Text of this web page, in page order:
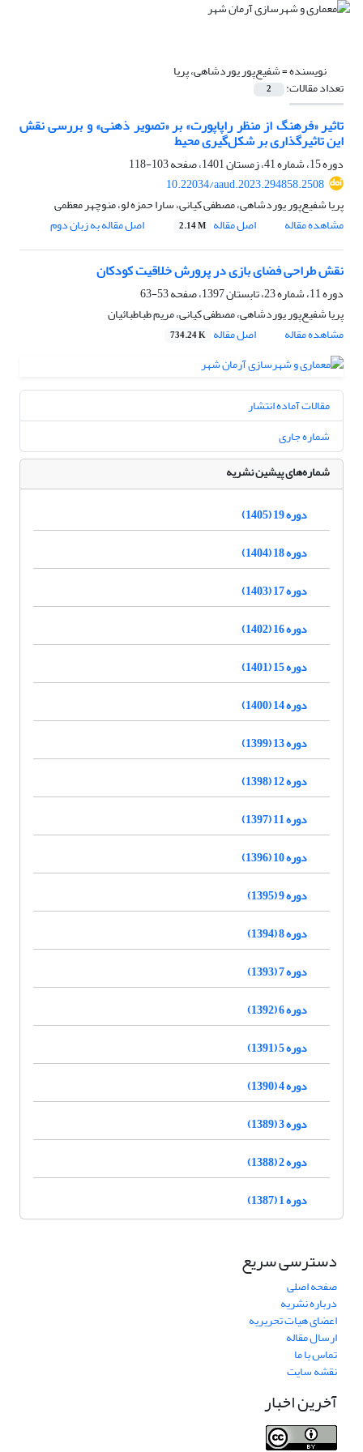
نویسنده =شفیع‌پور یوردشاهی، پریا
تعداد مقالات: 2
تاثیر «فرهنگ از منظر راپاپورت» بر «تصویر ذهنی» و بررسی نقش
این تاثیرگذاری بر شکل‌گیری محیط
دوره 15، شماره 41، زمستان 1401، صفحه
103-118
10.22034/aaud.2023.294858.2508
پریا شفیع‌پور یوردشاهی، مصطفی کیانی، سارا حمزه لو، منوچهر معظمی
مشاهده مقاله
اصل مقاله 2.14 M اصل مقاله به زبان دوم
نقش طراحی فضای بازی در پرورش خلاقیت کودکان
دوره 11، شماره 23، تابستان 1397، صفحه
53-63
پریا شفیع‌پور یوردشاهی، مصطفی کیانی، مریم طباطبائیان
مشاهده مقاله
اصل مقاله 734.24 K
مقالات آماده انتشار
شماره جاری
شماره‌های پیشین نشریه
دوره 19 (1405)
دوره 18 (1404)
دوره 17 (1403)
دوره 16 (1402)
دوره 15 (1401)
دوره 14 (1400)
دوره 13 (1399)
دوره 12 (1398)
دوره 11 (1397)
دوره 10 (1396)
دوره 9 (1395)
دوره 8 (1394)
دوره 7 (1393)
دوره 6 (1392)
دوره 5 (1391)
دوره 4 (1390)
دوره 3 (1389)
دوره 2 (1388)
دوره 1 (1387)
دسترسی سریع
صفحه اصلی
درباره نشریه
اعضای هیات تحریریه
ارسال مقاله
تماس با ما
نقشه سایت
آخرین اخبار